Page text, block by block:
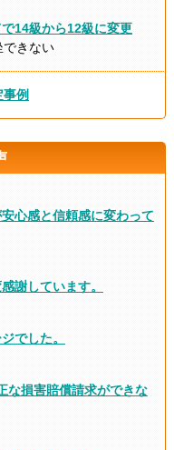
14級から12級に変更
できない
例
心感と信頼感に変わって
謝しています。
でした。
な損害賠償請求ができな